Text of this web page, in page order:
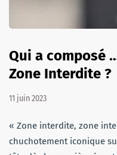
Qui a composé
Zone Interdite ?
11 juin 2023
« Zone interdite, zone
chuchotement iconique